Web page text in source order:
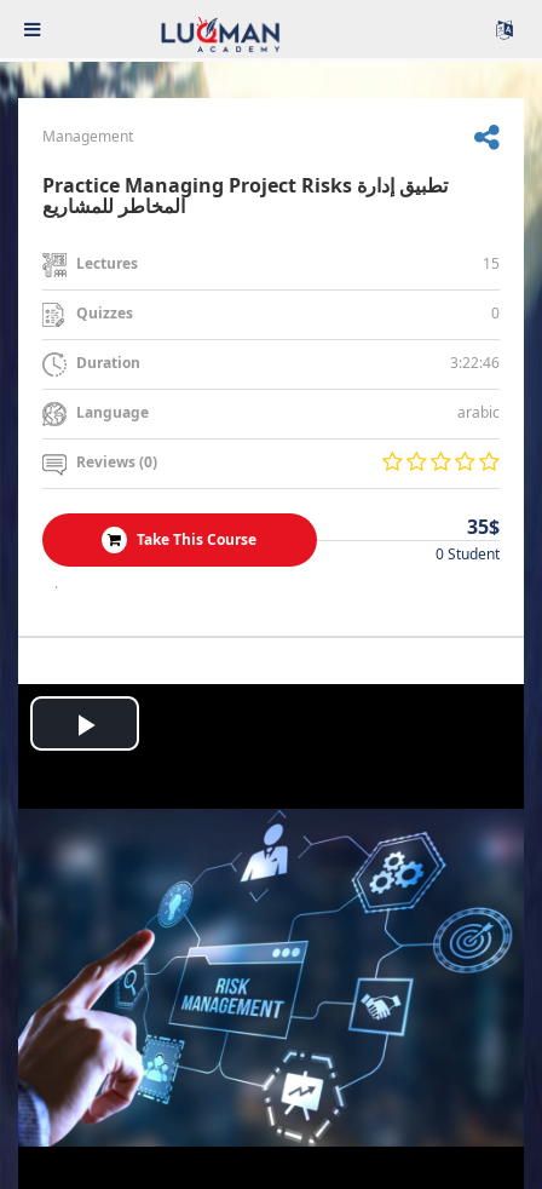
Management
Practice Managing Project Risks تطبيق إدارة
المخاطر للمشاريع
Lectures 15
Quizzes 0
Duration 3:22:46
Language arabic
Reviews (0)
Take This Course 35$
0 Student
.
Play
Video